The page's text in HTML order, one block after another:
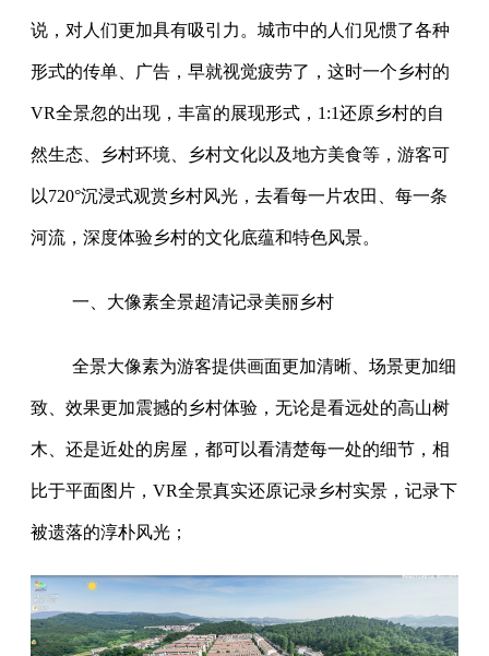
说，对人们更加具有吸引力。城市中的人们见惯了各种
形式的传单、广告，早就视觉疲劳了，这时一个乡村的
VR全景忽的出现，丰富的展现形式，1:1还原乡村的自
然生态、乡村环境、乡村文化以及地方美食等，游客可
以720°沉浸式观赏乡村风光，去看每一片农田、每一条
河流，深度体验乡村的文化底蕴和特色风景。
一、大像素全景超清记录美丽乡村
全景大像素为游客提供画面更加清晰、场景更加细
致、效果更加震撼的乡村体验，无论是看远处的高山树
木、还是近处的房屋，都可以看清楚每一处的细节，相
比于平面图片，VR全景真实还原记录乡村实景，记录下
被遗落的淳朴风光；